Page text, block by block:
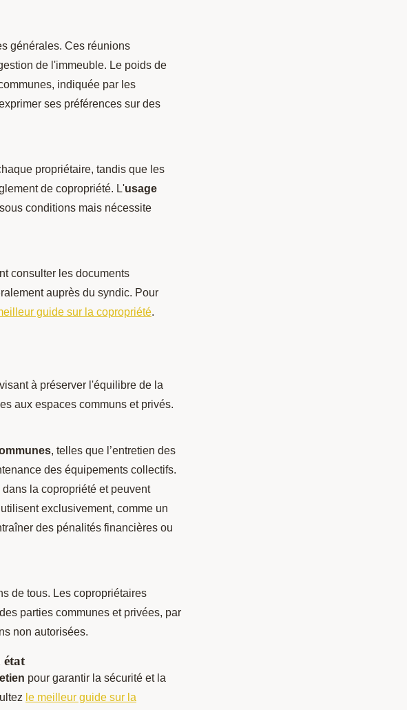
générales. Ces réunions
de l'immeuble. Le poids de
indiquée par les
ses préférences sur des
propriétaire, tandis que les
de copropriété. L'usage
conditions mais nécessite
consulter les documents
auprès du syndic. Pour
guide sur la copropriété.
visant à préserver l'équilibre de la
aux espaces communs et privés.
, telles que l’entretien des
des équipements collectifs.
la copropriété et peuvent
exclusivement, comme un
des pénalités financières ou
de tous. Les copropriétaires
parties communes et privées, par
non autorisées.
état
pour garantir la sécurité et la
le meilleur guide sur la